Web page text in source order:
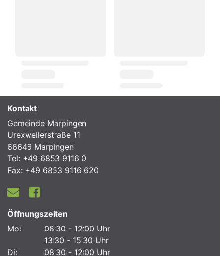
Kontakt
Gemeinde Marpingen
Urexweilerstraße 11
66646 Marpingen
Tel: +49 6853 9116 0
Fax: +49 6853 9116 620
Öffnungszeiten
Mo:
08:30 - 12:00 Uhr
13:30 - 15:30 Uhr
Di:
08:30 - 12:00 Uhr